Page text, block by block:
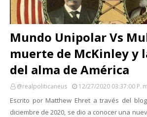
Mundo Unipolar Vs
muerte de McKinley y
del alma de América
@realpoliticaneus 12/27/2020 03:37:00 P.
Escrito por Matthew Ehret a través del
diciembre de 2020, se dio a conocer una